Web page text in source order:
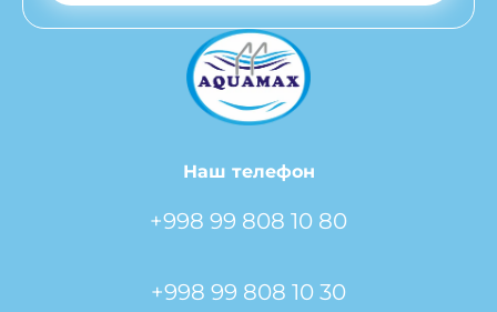
Наш телефон
+998 99 808 10 80
+998 99 808 10 30